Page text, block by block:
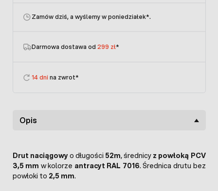
Zamów dziś, a wyślemy w poniedziałek*.
Darmowa dostawa od 299 zł*
14 dni na zwrot*
Opis
Drut naciągowyo długości 52m, średnicy z powłoką PCV
3,5 mm w kolorze antracyt RAL 7016. Średnica drutu bez
powłoki to 2,5 mm.